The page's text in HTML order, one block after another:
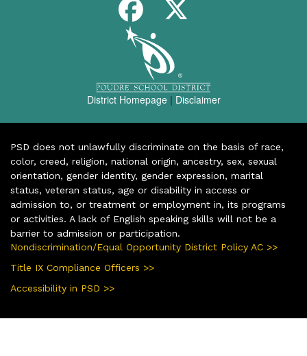
District Homepage| Disclaimer
PSD does not unlawfully discriminate on the basis of race,
color, creed, religion, national origin, ancestry, sex, sexual
orientation, gender identity, gender expression, marital
status, veteran status, age or disability in access or
admission to, or treatment or employment in, its programs
or activities. A lack of English speaking skills will not be a
barrier to admission or participation.
Nondiscrimination/Equal Opportunity District Policy AC >>
Title IX Compliance Officers >>
Accessibility in PSD >>